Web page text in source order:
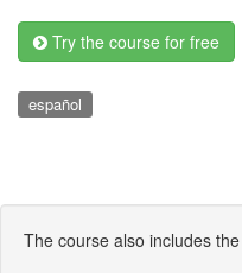
Try the course for free
español
The course also includes